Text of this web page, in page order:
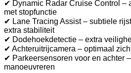
✔ Dynamic Radar Cruise Control –
met stopfunctie
✔ Lane Tracing Assist – subtiele
extra stabiliteit
✔ Dodehoekdetectie – extra
✔ Achteruitrijcamera – optimaal
✔ Parkeersensoren voor en achter
manoeuvreren